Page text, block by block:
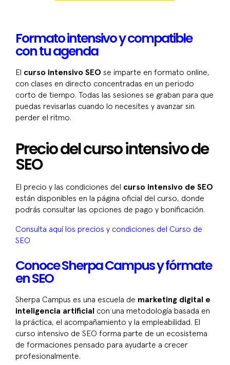
Formato intensivo y compatible
con tu agenda
El curso intensivo SEO se imparte en formato online,
con clases en directo concentradas en un periodo
corto de tiempo. Todas las sesiones se graban para que
puedas revisarlas cuando lo necesites y avanzar sin
perder el ritmo.
Precio del curso intensivo de
SEO
El precio y las condiciones del curso intensivo de SEO
están disponibles en la página oficial del curso, donde
podrás consultar las opciones de pago y bonificación.
Consulta aquí los precios y condiciones del Curso de
SEO
Conoce Sherpa Campus y fórmate
en SEO
Sherpa Campus es una escuela de marketing digital e
inteligencia artificial
con una metodología basada en
la práctica, el acompañamiento y la empleabilidad. El
curso intensivo de SEO forma parte de un ecosistema
de formaciones pensado para ayudarte a crecer
profesionalmente.